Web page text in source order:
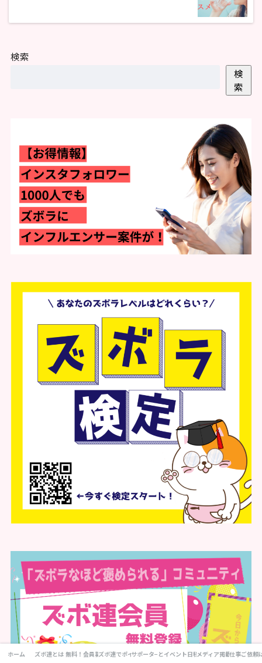
検索
検
索
ホーム ズボ連とは 無料！会員募集ズボ連でポイ活!サポータ−とは？イベント日程メディア掲載仕事ご依頼